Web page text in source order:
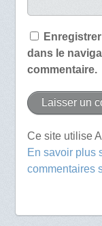
dans le
commentaire.
Ce site utilise
En savoir plus
commentaires